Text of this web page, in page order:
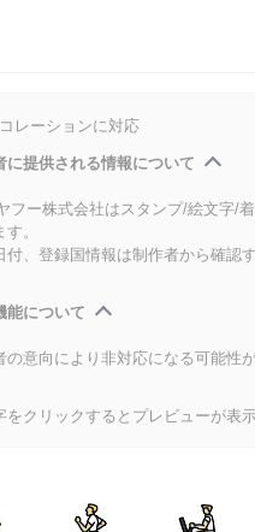
レーションに対応
に提供される情報について
フー株式会社はスタンプ/絵文字/
。
付、登録国情報は制作者から確認
能について
の意向により非対応になる可能性
をクリックするとプレビューが表示